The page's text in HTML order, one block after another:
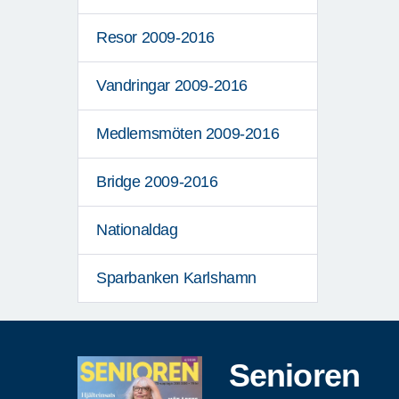
Resor 2009-2016
Vandringar 2009-2016
Medlemsmöten 2009-2016
Bridge 2009-2016
Nationaldag
Sparbanken Karlshamn
Senioren